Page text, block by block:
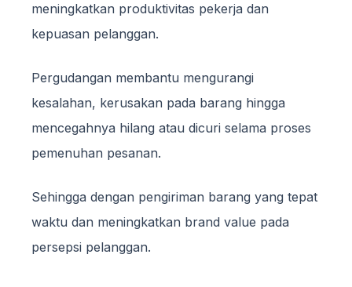
meningkatkan produktivitas pekerja dan
kepuasan pelanggan.
Pergudangan membantu mengurangi
kesalahan, kerusakan pada barang hingga
mencegahnya hilang atau dicuri selama proses
pemenuhan pesanan.
Sehingga dengan pengiriman barang yang tepat
waktu dan meningkatkan brand value pada
persepsi pelanggan.